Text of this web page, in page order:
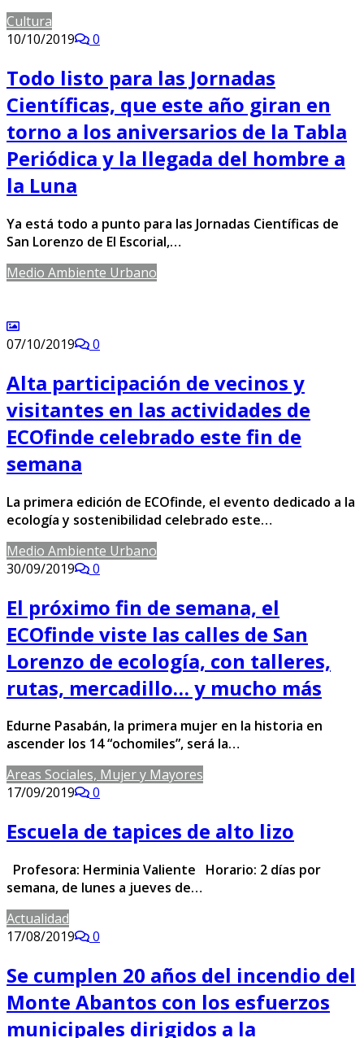
Cultura
10/10/2019
0
Todo listo para las Jornadas
Científicas, que este año giran en
torno a los aniversarios de la Tabla
Periódica y la llegada del hombre a
la Luna
Ya está todo a punto para las Jornadas Científicas de
San Lorenzo de El Escorial,…
Medio Ambiente Urbano
07/10/2019 0
Alta participación de vecinos y
visitantes en las actividades de
ECOfinde celebrado este fin de
semana
La primera edición de ECOfinde, el evento dedicado a la
ecología y sostenibilidad celebrado este…
Medio Ambiente Urbano
30/09/2019
0
El próximo fin de semana, el
ECOfinde viste las calles de San
Lorenzo de ecología, con talleres,
rutas, mercadillo… y mucho más
Edurne Pasabán, la primera mujer en la historia en
ascender los 14 “ochomiles”, será la…
Areas Sociales, Mujer y Mayores
17/09/2019
0
Escuela de tapices de alto lizo
Profesora: Herminia Valiente Horario: 2 días por
semana, de lunes a jueves de…
Actualidad
17/08/2019
0
Se cumplen 20 años del incendio del
Monte Abantos con los esfuerzos
municipales dirigidos a la